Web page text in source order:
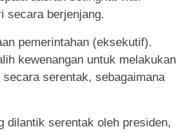
secara berjenjang.
pemerintahan (eksekutif).
kewenangan untuk melakukan
serentak, sebagaimana
dilantik serentak oleh presiden,